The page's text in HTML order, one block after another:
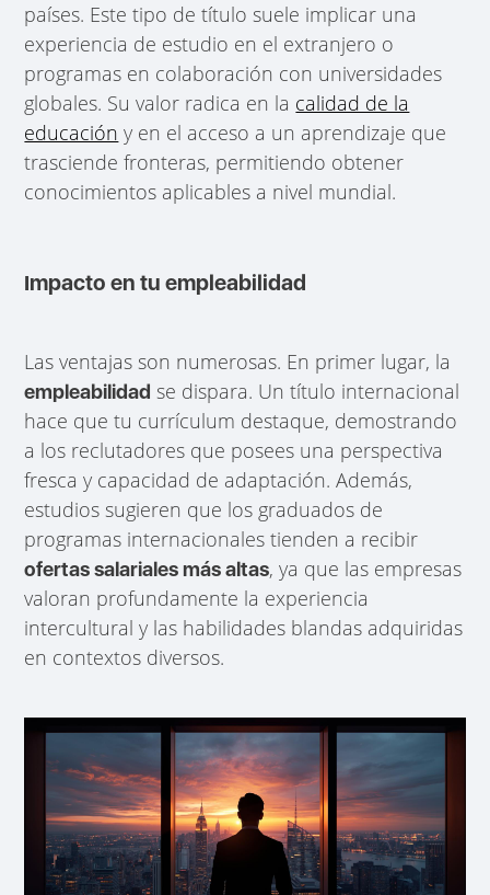
países. Este tipo de título suele implicar una
experiencia de estudio en el extranjero o
programas en colaboración con universidades
globales. Su valor radica en la calidad de la
educación y en el acceso a un aprendizaje que
trasciende fronteras, permitiendo obtener
conocimientos aplicables a nivel mundial.
Impacto en tu empleabilidad
Las ventajas son numerosas. En primer lugar, la
empleabilidad se dispara. Un título internacional
hace que tu currículum destaque, demostrando
a los reclutadores que posees una perspectiva
fresca y capacidad de adaptación. Además,
estudios sugieren que los graduados de
programas internacionales tienden a recibir
ofertas salariales más altas, ya que las empresas
valoran profundamente la experiencia
intercultural y las habilidades blandas adquiridas
en contextos diversos.